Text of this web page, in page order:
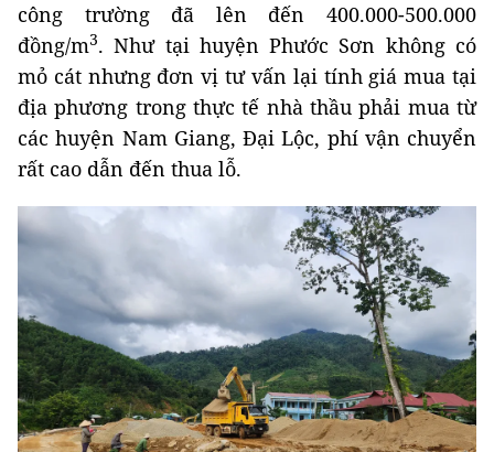
công trường đã lên đến 400.000-500.000
đồng/m3. Như tại huyện Phước Sơn không có
mỏ cát nhưng đơn vị tư vấn lại tính giá mua tại
địa phương trong thực tế nhà thầu phải mua từ
các huyện Nam Giang, Đại Lộc, phí vận chuyển
rất cao dẫn đến thua lỗ.